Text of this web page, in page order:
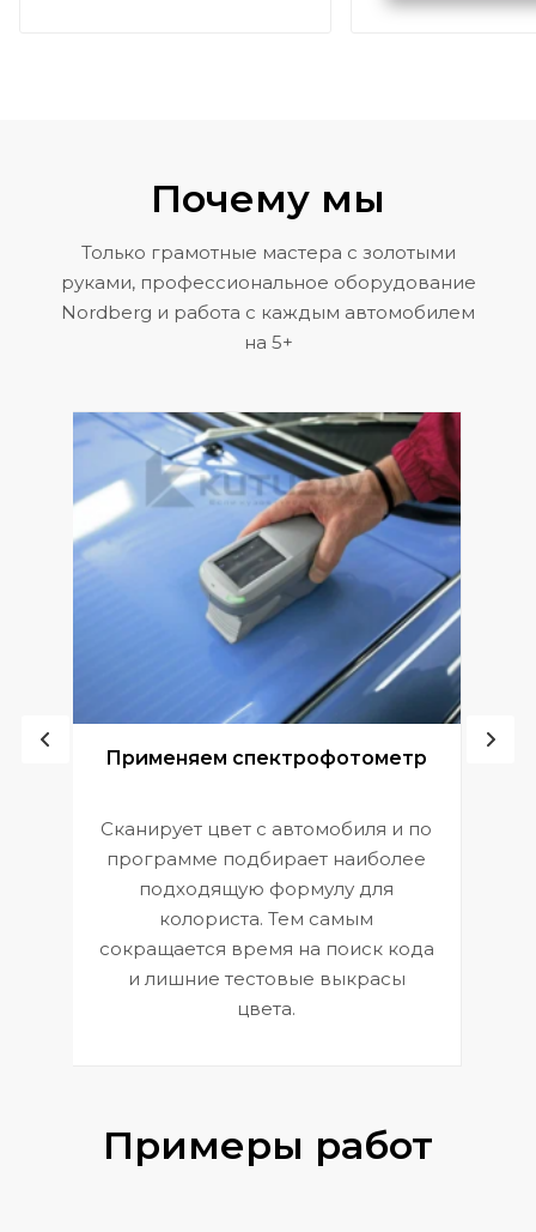
Volkswagen
Почему мы
Только грамотные мастера с золотыми
руками, профессиональное оборудование
Nordberg и работа с каждым автомобилем
на 5+
Применяем спектрофотометр
Сканирует цвет с автомобиля и по
программе подбирает наиболее
подходящую формулу для
колориста. Тем самым
сокращается время на поиск кода
и лишние тестовые выкрасы
цвета.
Примеры работ